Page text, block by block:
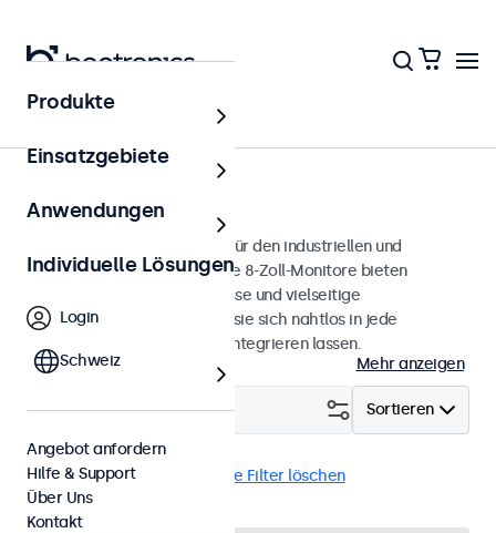
Monitore
8 Zoll Monitore
8-Zoll-Monitore, entwickelt für den industriellen und
professionellen Einsatz. Diese 8-Zoll-Monitore bieten
verschiedene Videoanschlüsse und vielseitige
Montageoptionen, wodurch sie sich nahtlos in jede
Anwendung und Umgebung integrieren lassen.
Mehr anzeigen
Sortieren
Filtern (1)
8 Zoll Monitore Alle Filter löschen
Produkte
Einsatzgebiete
Anwendungen
Individuelle Lösungen
Login
Schweiz
Angebot anfordern
Hilfe & Support
Über Uns
Kontakt